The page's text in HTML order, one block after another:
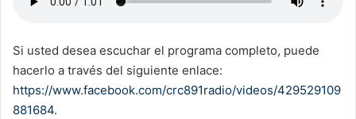
Si usted desea escuchar el programa completo, puede
hacerlo a través del siguiente enlace:
https://www.facebook.com/crc891radio/videos/429529109
881684.